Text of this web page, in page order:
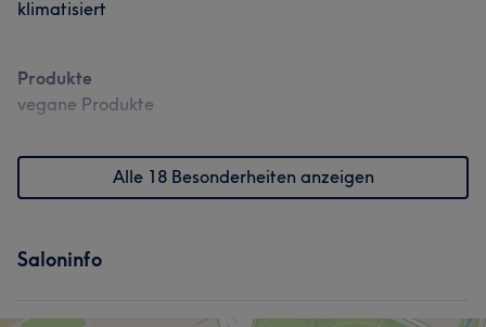
klimatisiert
Produkte
vegane Produkte
Alle 18 Besonderheiten anzeigen
Saloninfo